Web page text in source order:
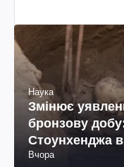
Наука
Змінює
бронзову
Стоунхенджа
Вчора